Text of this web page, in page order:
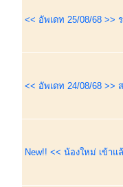
<< อัพเดท 25/08/68 >>
<< อัพเดท 24/08/68
New!! << น้องใหม่ เข้า